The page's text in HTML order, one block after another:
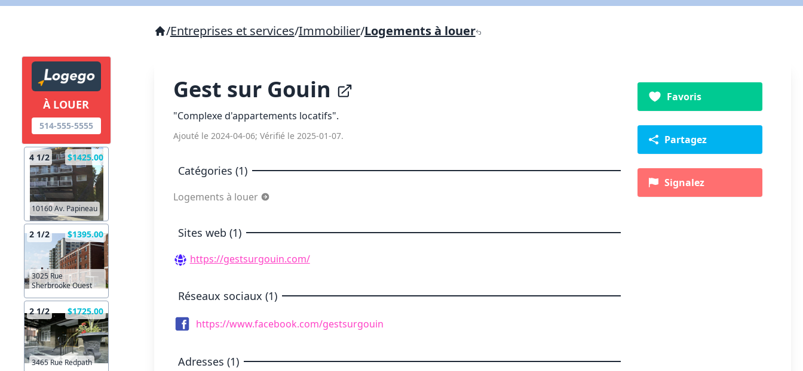
À LOUER
514-555-5555
4 1/2 $1425.00
10160 Av. Papineau
2 1/2 $1395.00
3025 Rue
Sherbrooke Ouest
2 1/2 $1725.00
3465 Rue Redpath
/Entreprises et services/Immobilier/Logements à louer
Gest sur Gouin
"Complexe d'appartements locatifs".
Ajouté le 2024-04-06; Vérifié le 2025-01-07.
Catégories (1)
Logements à louer
Sites web (1)
https://gestsurgouin.com/
Réseaux sociaux (1)
https://www.facebook.com/gestsurgouin
Adresses (1)
Favoris
Partagez
Signalez
X Fermer